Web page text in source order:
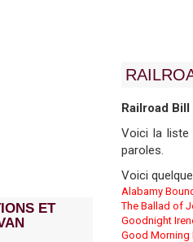
Railroad Bill
Voici la liste
paroles.
Voici
Alabamy
The Ballad of
Goodnight
Good Morning
ET